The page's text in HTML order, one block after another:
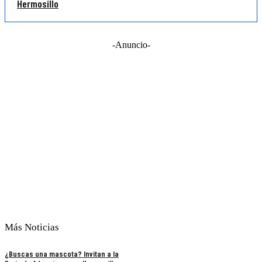
Hermosillo
-Anuncio-
Más Noticias
¿Buscas una mascota? Invitan a la